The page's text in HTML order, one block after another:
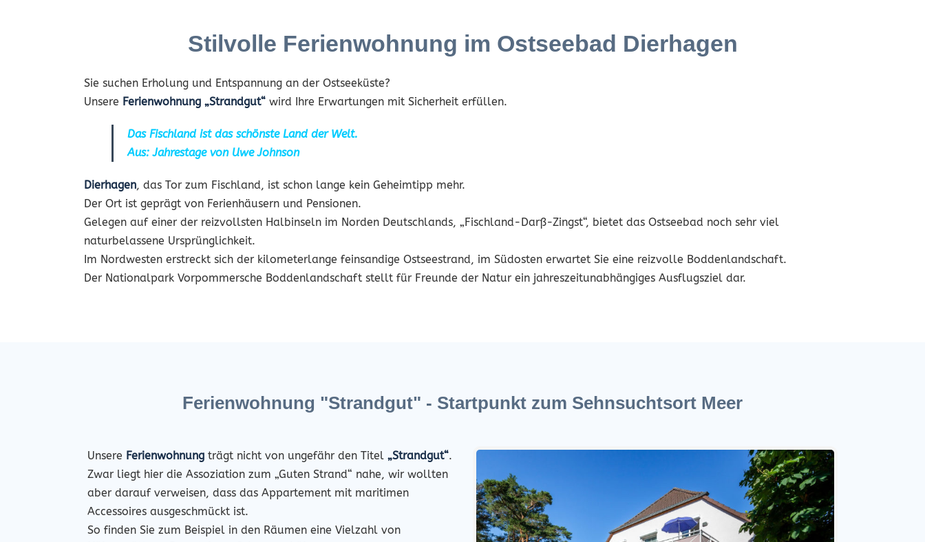
Stilvolle Ferienwohnung im Ostseebad Dierhagen
Sie suchen Erholung und Entspannung an der Ostseeküste?
Unsere Ferienwohnung „Strandgut“ wird Ihre Erwartungen mit Sicherheit erfüllen.
Das Fischland ist das schönste Land der Welt.
Aus: Jahrestage von Uwe Johnson
Dierhagen, das Tor zum Fischland, ist schon lange kein Geheimtipp mehr.
Der Ort ist geprägt von Ferienhäusern und Pensionen.
Gelegen auf einer der reizvollsten Halbinseln im Norden Deutschlands, „Fischland-Darß-Zingst“, bietet das Ostseebad noch sehr viel
naturbelassene Ursprünglichkeit.
Im Nordwesten erstreckt sich der kilometerlange feinsandige Ostseestrand, im Südosten erwartet Sie eine reizvolle Boddenlandschaft.
Der Nationalpark Vorpommersche Boddenlandschaft stellt für Freunde der Natur ein jahreszeitunabhängiges Ausflugsziel dar.
Ferienwohnung "Strandgut" - Startpunkt zum Sehnsuchtsort Meer
Unsere Ferienwohnung trägt nicht von ungefähr den Titel „Strandgut“.
Zwar liegt hier die Assoziation zum „Guten Strand“ nahe, wir wollten
aber darauf verweisen, dass das Appartement mit maritimen
Accessoires ausgeschmückt ist.
So finden Sie zum Beispiel in den Räumen eine Vielzahl von